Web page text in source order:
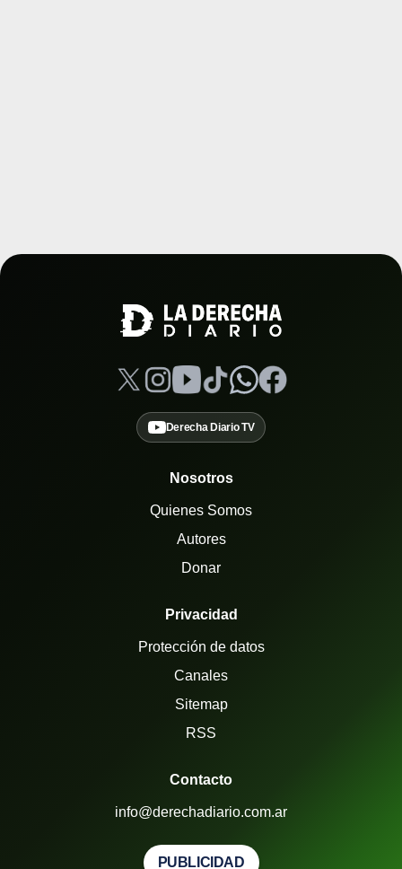
Derecha Diario TV
Nosotros
Quienes Somos
Autores
Donar
Privacidad
Protección de datos
Canales
Sitemap
RSS
Contacto
info@derechadiario.com.ar
PUBLICIDAD